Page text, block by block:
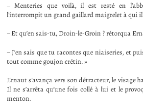
– Menteries que voilà, il est resté en
l’interrompit un grand gaillard maigrelet à qui
– Et qu’en sais-tu, Droin-le-Groin ? rétorqua
– J’en sais que tu racontes que niaiseries, et
tout comme goujon crétin. »
Ernaut s’avança vers son détracteur, le visage
Il ne s’arrêta qu’une fois collé à lui et le
menton.